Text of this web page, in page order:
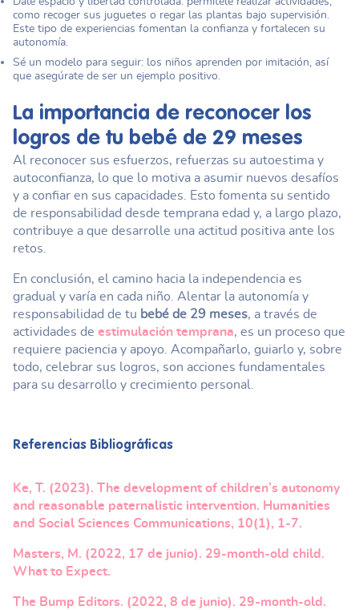
como recoger sus juguetes o regar las plantas bajo supervisión.
Este tipo de experiencias fomentan la confianza y fortalecen su
autonomía.
Sé un modelo para seguir: los niños aprenden por imitación, así
que asegúrate de ser un ejemplo positivo.
La importancia de reconocer los
logros de tu bebé de 29 meses
Al reconocer sus esfuerzos, refuerzas su autoestima y
autoconfianza, lo que lo motiva a asumir nuevos desafíos
y a confiar en sus capacidades. Esto fomenta su sentido
de responsabilidad desde temprana edad y, a largo plazo,
contribuye a que desarrolle una actitud positiva ante los
retos.
En conclusión, el camino hacia la independencia es
gradual y varía en cada niño. Alentar la autonomía y
responsabilidad de tu bebé de 29 meses, a través de
actividades de estimulación temprana, es un proceso que
requiere paciencia y apoyo. Acompañarlo, guiarlo y, sobre
todo, celebrar sus logros, son acciones fundamentales
para su desarrollo y crecimiento personal.
Referencias Bibliográficas
Ke, T. (2023). The development of children’s autonomy
and reasonable paternalistic intervention. Humanities
and Social Sciences Communications, 10(1), 1-7.
Masters, M. (2022, 17 de junio). 29-month-old child.
What to Expect.
The Bump Editors. (2022, 8 de junio). 29-month-old.